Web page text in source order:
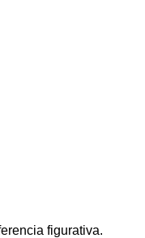
figurativa.